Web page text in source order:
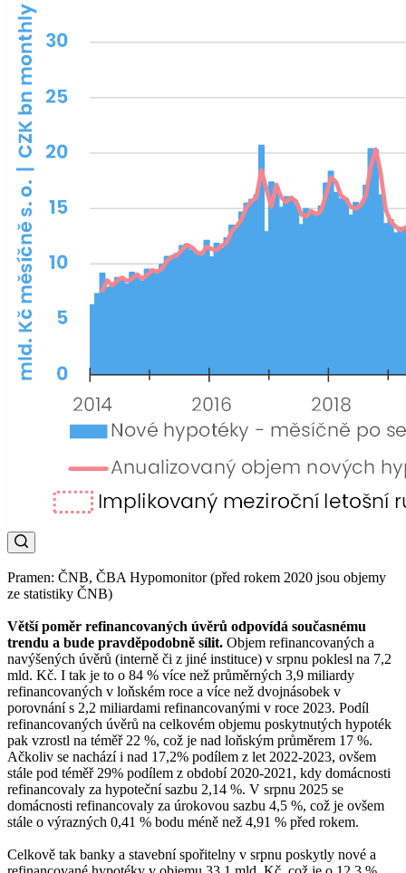
Pramen: ČNB, ČBA Hypomonitor (před rokem 2020 jsou objemy
ze statistiky ČNB)
Větší poměr refinancovaných úvěrů odpovídá současnému
trendu a bude pravděpodobně sílit. Objem refinancovaných a
navýšených úvěrů (interně či z jiné instituce) v srpnu poklesl na 7,2
mld. Kč. I tak je to o 84 % více než průměrných 3,9 miliardy
refinancovaných v loňském roce a více než dvojnásobek v
porovnání s 2,2 miliardami refinancovanými v roce 2023. Podíl
refinancovaných úvěrů na celkovém objemu poskytnutých hypoték
pak vzrostl na téměř 22 %, což je nad loňským průměrem 17 %.
Ačkoliv se nachází i nad 17,2% podílem z let 2022-2023, ovšem
stále pod téměř 29% podílem z období 2020-2021, kdy domácnosti
refinancovaly za hypoteční sazbu 2,14 %. V srpnu 2025 se
domácnosti refinancovaly za úrokovou sazbu 4,5 %, což je ovšem
stále o výrazných 0,41 % bodu méně než 4,91 % před rokem.
Celkově tak banky a stavební spořitelny v srpnu poskytly nové a